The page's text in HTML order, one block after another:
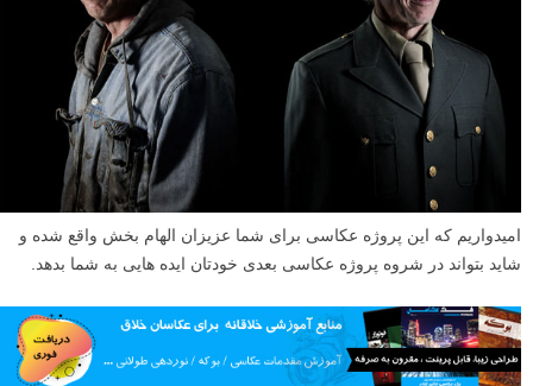
امیدواریم که این پروژه عکاسی برای شما عزیزان الهام بخش واقع شده و
شاید بتواند در شروه پروژه عکاسی بعدی خودتان ایده هایی به شما بدهد.